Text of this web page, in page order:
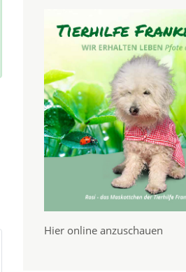
Hier online anzuschauen